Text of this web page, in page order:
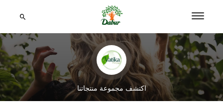
اكتشف مجموعة منتجاتنا